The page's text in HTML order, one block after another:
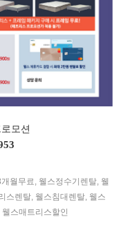
모션
월무료, 웰스정수기렌탈, 웰
스렌탈, 웰스침대렌탈, 웰스
웰스매트리스할인